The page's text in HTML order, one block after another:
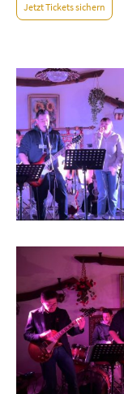
Jetzt Tickets sichern